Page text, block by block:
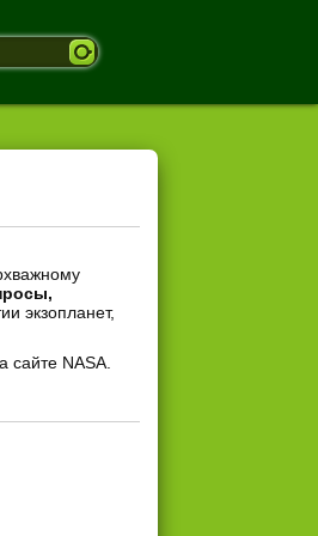
экзопланет,
NASA.